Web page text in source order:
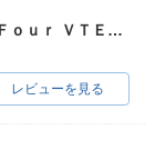
ＣＢ４００Ｓｕｐｅｒ Ｆｏｕｒ ＶＴＥＣ ＳＰＥＣ３
レビューを見る